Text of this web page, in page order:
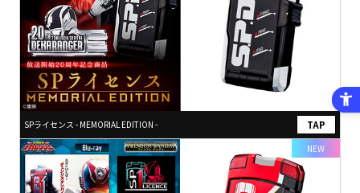
SPライセンス - MEMORIAL EDITION -
NEW